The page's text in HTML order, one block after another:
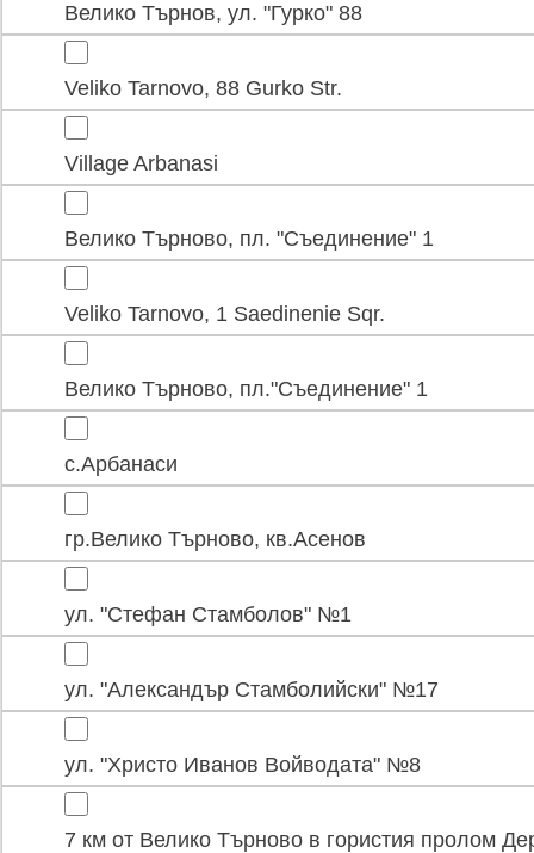
Велико Търнов, ул. "Гурко" 88
Veliko Tarnovo, 88 Gurko Str.
Village Arbanasi
Велико Търново, пл. "Съединение" 1
Veliko Tarnovo, 1 Saedinenie Sqr.
Велико Търново, пл."Съединение" 1
с.Арбанаси
гр.Велико Търново, кв.Асенов
ул. "Стефан Стамболов" №1
ул. "Александър Стамболийски" №17
ул. "Христо Иванов Войводата" №8
7 км от Велико Търново в гористия пролом